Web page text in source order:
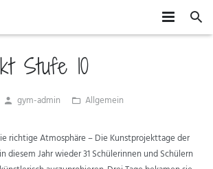
Stufe 10
gym-admin Allgemein
richtige Atmosphäre – Die Kunstprojekttage der
diesem Jahr wieder 31 Schülerinnen und Schülern